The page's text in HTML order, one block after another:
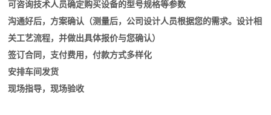
可咨询技术人员确定购买设备的型号规格等参数
沟通好后，方案确认（测量后，公司设计人员根据您的需求。设计相
关工艺流程，并做出具体报价与您确认）
签订合同，支付费用，付款方式多样化
安排车间发货
现场指导，现场验收